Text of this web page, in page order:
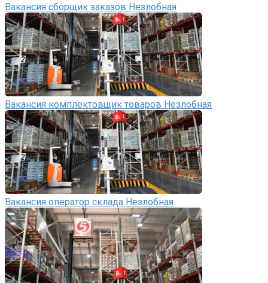
Вакансия сборщик заказов Незлобная
Вакансия комплектовщик товаров Незлобная
Вакансия оператор склада Незлобная